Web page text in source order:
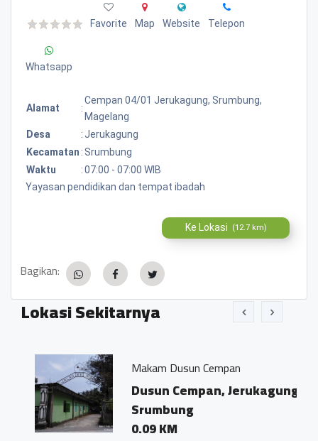
Favorite Map Website Telepon
Whatsapp
Alamat :
Cempan 04/01 Jerukagung, Srumbung,
Magelang
Desa
: Jerukagung
Kecamatan : Srumbung
Waktu
:07:00 - 07:00 WIB
Yayasan pendidikan dan tempat ibadah
Ke Lokasi (12.7 km)
Bagikan:
Lokasi Sekitarnya
Makam Dusun Cempan
Dusun Cempan, Jerukagung,
Srumbung
0.09 KM